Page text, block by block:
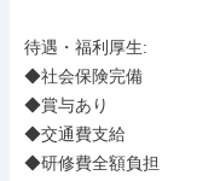
待遇・福利厚生:
◆社会保険完備
◆賞与あり
◆交通費支給
◆研修費全額負担